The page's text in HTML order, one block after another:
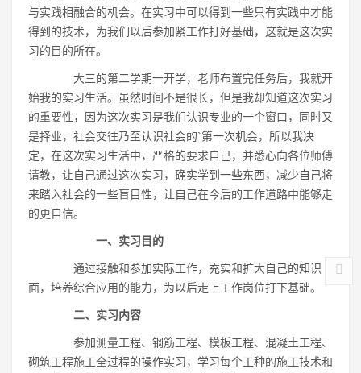
与实践相融合的机会。在实习中可以得到一些只有实践中才能
得到的技术，为我们以后参加紧工作打好基础，这就是这次实
习的目的所在。
大三的第二学期一开学，老师布置完任务后，我就开
始我的实习生活。虽然时间不是很长，但是我却知道这次实习
的重要性，因为这次实习是我们认识专业的一个窗口，同时又
是择业，社会交往乃至认识社会的`第一次机会，所以我决
定，在这次实习生活中，严格的要求自己，并悉心向各位师傅
请教，让自己通过这次实习，确实学到一些东西，减少自己将
来踏入社会的一些盲目性，让自己在今后的工作道路中能够走
的更自信。
一、实习目的
通过接触和参加实际工作，充实和扩大自己的知识
面，培养综合应用的能力，为以后走上工作岗位打下基础。
二、实习内容
参加测量工程、钢筋工程、模板工程、混凝土工程、
砌筑工程施工全过程的操作实习，学习每个工种的施工技术和